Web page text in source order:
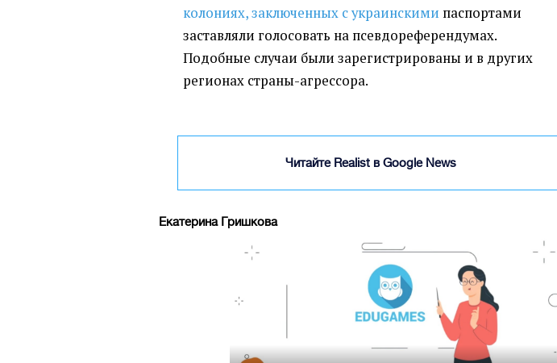
колониях, заключенных с украинскими паспортами
заставляли голосовать на псевдореферендумах.
Подобные случаи были зарегистрированы и в других
регионах страны-агрессора.
Читайте Realist в Google News
Екатерина Гришкова